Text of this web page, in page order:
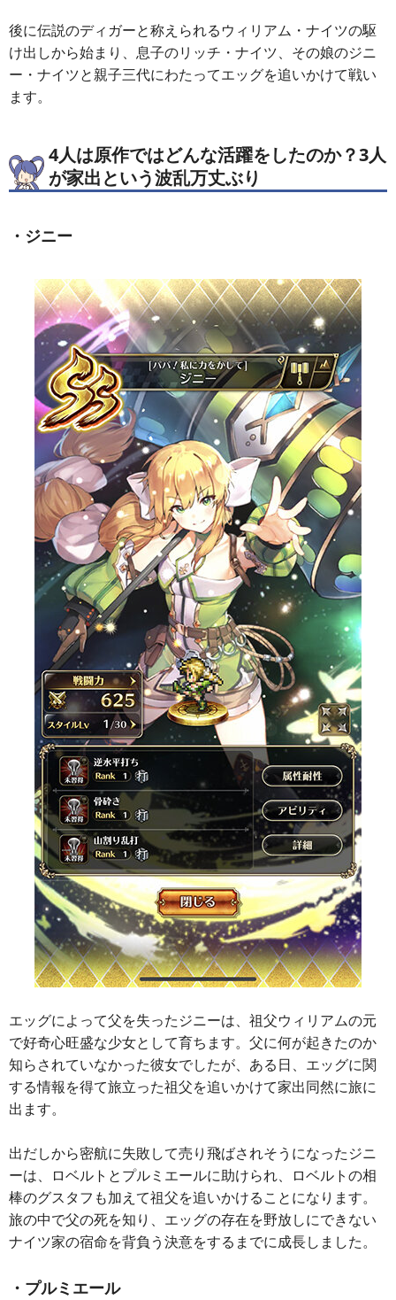
後に伝説のディガーと称えられるウィリアム・ナイツの駆
け出しから始まり、息子のリッチ・ナイツ、その娘のジニ
ー・ナイツと親子三代にわたってエッグを追いかけて戦い
ます。
4人は原作ではどんな活躍をしたのか？3人
が家出という波乱万丈ぶり
・ジニー
エッグによって父を失ったジニーは、祖父ウィリアムの元
で好奇心旺盛な少女として育ちます。父に何が起きたのか
知らされていなかった彼女でしたが、ある日、エッグに関
する情報を得て旅立った祖父を追いかけて家出同然に旅に
出ます。
出だしから密航に失敗して売り飛ばされそうになったジニ
ーは、ロベルトとプルミエールに助けられ、ロベルトの相
棒のグスタフも加えて祖父を追いかけることになります。
旅の中で父の死を知り、エッグの存在を野放しにできない
ナイツ家の宿命を背負う決意をするまでに成長しました。
・プルミエール